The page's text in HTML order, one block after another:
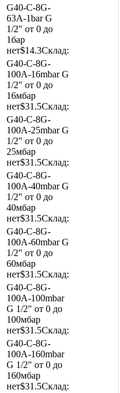
G40-C-8G-
63A-1barG
1/2" от 0 до
1бар
нет$14.3Склад:
G40-C-8G-
100A-16mbarG
1/2" от 0 до
16мбар
нет$31.5Склад:
G40-C-8G-
100A-25mbarG
1/2" от 0 до
25мбар
нет$31.5Склад:
G40-C-8G-
100A-40mbarG
1/2" от 0 до
40мбар
нет$31.5Склад:
G40-C-8G-
100A-60mbarG
1/2" от 0 до
60мбар
нет$31.5Склад:
G40-C-8G-
100A-100mbar
G 1/2" от 0 до
100мбар
нет$31.5Склад:
G40-C-8G-
100A-160mbar
G 1/2" от 0 до
160мбар
нет$31.5Склад: